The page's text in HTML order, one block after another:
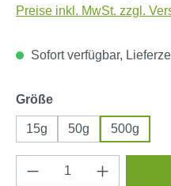
Preise inkl. MwSt. zzgl.
Sofort verfügbar,
Größeauswählen
15g 50g 500g
Produkt Anzahl: